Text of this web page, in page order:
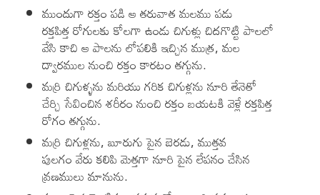
ముందుగా రక్తం పడి ఆ తరువాత మలము పడు
రక్తపిత్త రోగులకు కోలగా ఉండు చిగుళ్లు చిదగొట్టి పాలలో
వేసి కాచి ఆ పాలను లోపలికి ఇచ్చిన ముత్ర, మల
ద్వారముల నుంచి రక్తం కారటం తగ్గును.
మర్రి చిగుళ్ళను మరియు గరిక చిగుళ్లను నూరి తేనెతో
చేర్చి సేవించిన శరీరం నుంచి రక్తం బయటకి వెళ్లే రక్తపిత్త
రోగం తగ్గును.
మర్రి చిగుళ్లను, బూరుగు పైన బెరడు, ముత్తవ
పులగం వేరు కలిపి మెత్తగా నూరి పైన లేపనం చేసిన
వ్రణములు మానును.